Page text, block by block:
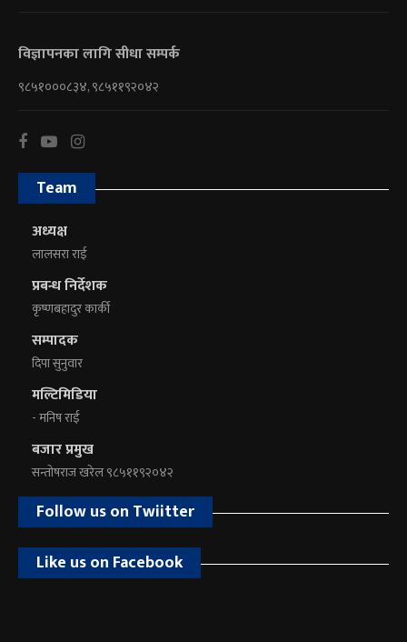
विज्ञापनका लागि सीधा सम्पर्क
९८५१०००८३४, ९८५११९२०४२
Team
अध्यक्ष
लालसरा राई
प्रबन्ध निर्देशक
कृष्णबहादुर कार्की
सम्पादक
दिपा सुनुवार
मल्टिमिडिया
- मनिष राई
बजार प्रमुख
सन्तोषराज खरेल ९८५११९२०४२
Follow us on Twiitter
Like us on Facebook